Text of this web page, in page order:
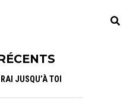
JUSQU’À TOI